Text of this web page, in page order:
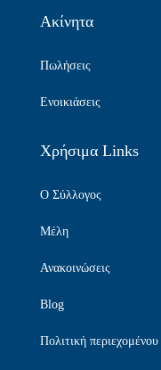
Ακίνητα
Πωλήσεις
Ενοικιάσεις
Χρήσιμα Links
Ο Σύλλογος
Μέλη
Ανακοινώσεις
Blog
Πολιτική περιεχομένου